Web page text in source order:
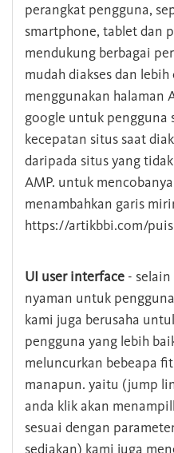
perangkat pengguna,
smartphone, tablet dan
mendukung berbagai
mudah diakses dan
menggunakan halaman
google untuk pengguna
kecepatan situs saat
daripada situs yang
AMP. untuk
menambahkan garis
https://artikbbi.com/
UI user interface -
nyaman untuk
kami juga berusaha
pengguna yang lebih
meluncurkan bebeapa
manapun. yaitu (jump
anda klik akan
sesuai dengan
sediakan) kami juga